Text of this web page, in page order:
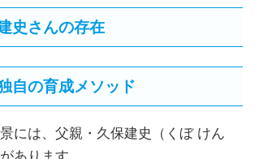
史さんの存在
自の育成メソッド
には、父親・久保建史（くぼ けん